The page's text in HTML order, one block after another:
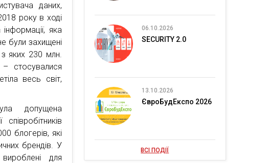
даних,
року в ході
яка
були захищені
яких 230 млн.
стосувалися
весь світ,
допущена
блогерів, які
брендів. У
для
06.10.2026
SECURITY 2.0
13.10.2026
ЄвроБудЕкспо 2026
ВСІ ПОДІЇ